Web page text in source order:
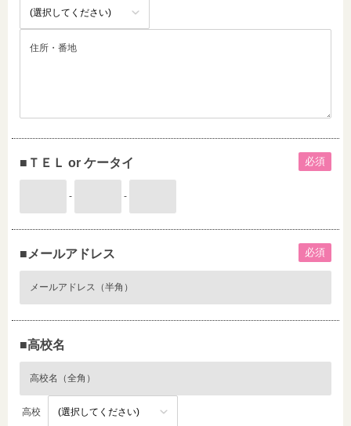
■ＴＥＬ or ケータイ 必須
- -
■メールアドレス 必須
■高校名
高校